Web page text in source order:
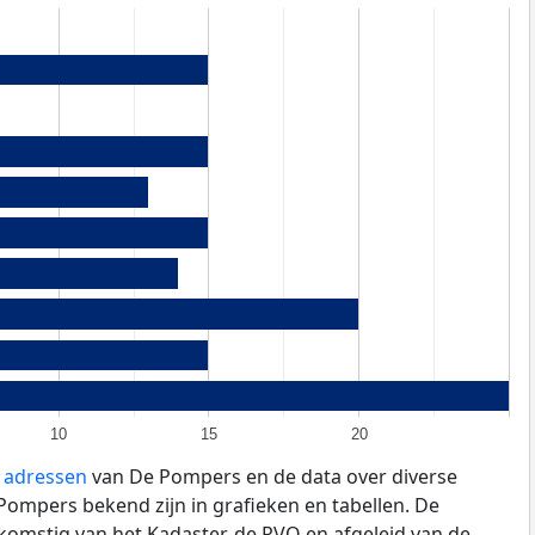
10 15 20
van De Pompers en de data over diverse
bekend zijn in grafieken en tabellen. De